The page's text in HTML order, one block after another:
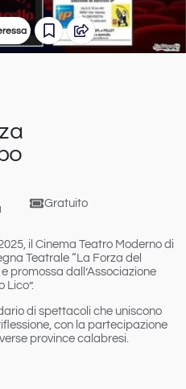
Gratuito
, il Cinema Teatro Moderno di
Teatrale “ La Forza del
promossa dall’Associazione
Lico”.
di spettacoli che uniscono
con la partecipazione
province calabresi.